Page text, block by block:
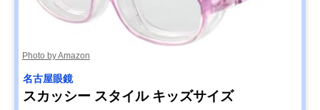
Photo by Amazon
名古屋眼鏡
スカッシー スタイル キッズサイズ